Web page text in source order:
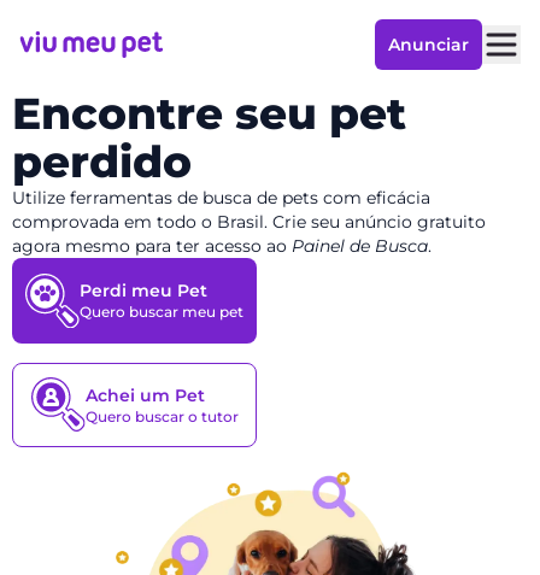
Anunciar
Encontre seu pet
perdido
Utilize ferramentas de busca de pets com eficácia
comprovada em todo o Brasil. Crie seu anúncio gratuito
agora mesmo para ter acesso ao Painel de Busca.
Perdi meu Pet
Quero buscar meu pet
Achei um Pet
Quero buscar o tutor